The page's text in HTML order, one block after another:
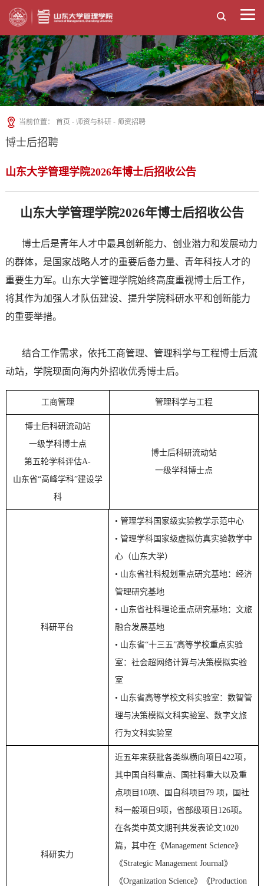
当前位置： 首页 - 师资与科研 - 师资招聘
博士后招聘
山东大学管理学院2026年博士后招收公告
山东大学管理学院2026年博士后招收公告
博士后是青年人才中最具创新能力、创业潜力和发展动力
的群体，是国家战略人才的重要后备力量、青年科技人才的
重要生力军。山东大学管理学院始终高度重视博士后工作，
将其作为加强人才队伍建设、提升学院科研水平和创新能力
的重要举措。
结合工作需求，依托工商管理、管理科学与工程博士后流
动站，学院现面向海内外招收优秀博士后。
工商管理 管理科学与工程
博士后科研流动站
一级学科博士点
第五轮学科评估A-
山东省“高峰学科”建设学
科
博士后科研流动站
一级学科博士点
科研平台
• 管理学科国家级实验教学示范中心
• 管理学科国家级虚拟仿真实验教学中
心（山东大学）
• 山东省社科规划重点研究基地：经济
管理研究基地
• 山东省社科理论重点研究基地：文旅
融合发展基地
• 山东省“十三五”高等学校重点实验
室：社会超网络计算与决策模拟实验
室
• 山东省高等学校文科实验室：数智管
理与决策模拟文科实验室、数字文旅
行为文科实验室
科研实力
近五年来获批各类纵横向项目422项，
其中国自科重点、国社科重大以及重
点项目10项、国自科项目79 项，国社
科一般项目9项，省部级项目126项。
在各类中英文期刊共发表论文1020
篇，其中在《Management Science》
《Strategic Management Journal》
《Organization Science》《Production